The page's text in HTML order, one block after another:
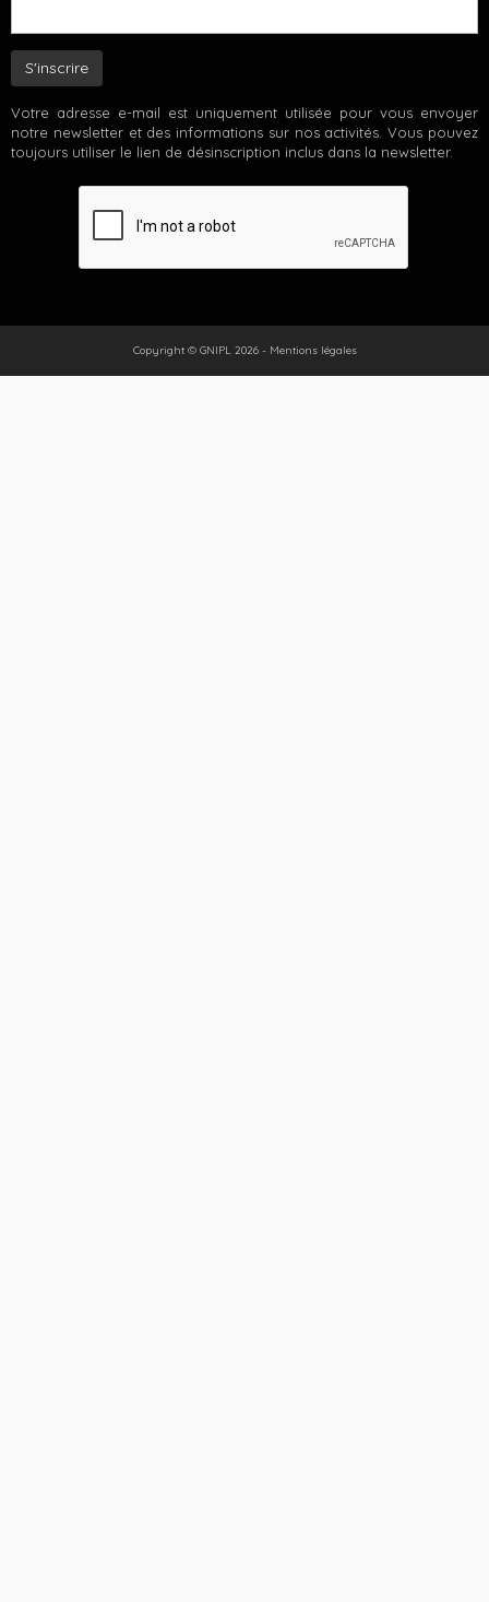
Votre adresse e-mail est uniquement utilisée pour vous envoyer
notre newsletter et des informations sur nos activités. Vous pouvez
toujours utiliser le lien de désinscription inclus dans la newsletter.
Copyright © GNIPL 2026 - Mentions légales